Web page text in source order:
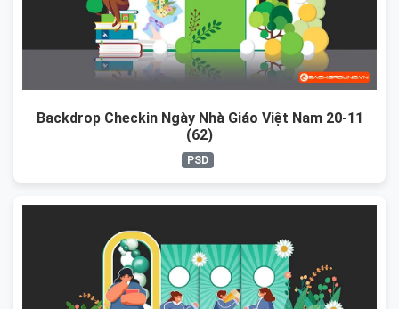
Backdrop Checkin Ngày Nhà Giáo Việt Nam 20-11
(62)
PSD